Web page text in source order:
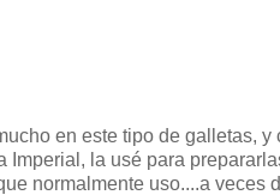
en este tipo de galletas, y
la usé para
normalmente uso....a veces